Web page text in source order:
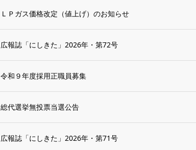
ＬＰガス価格改定（値上げ）のお知らせ
広報誌「にしきた」2026年・第72号
令和９年度採用正職員募集
総代選挙無投票当選公告
広報誌「にしきた」2026年・第71号